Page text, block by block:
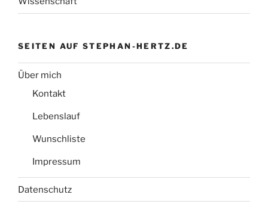
SEITEN AUF STEPHAN-HERTZ.DE
Über mich
Kontakt
Lebenslauf
Wunschliste
Impressum
Datenschutz